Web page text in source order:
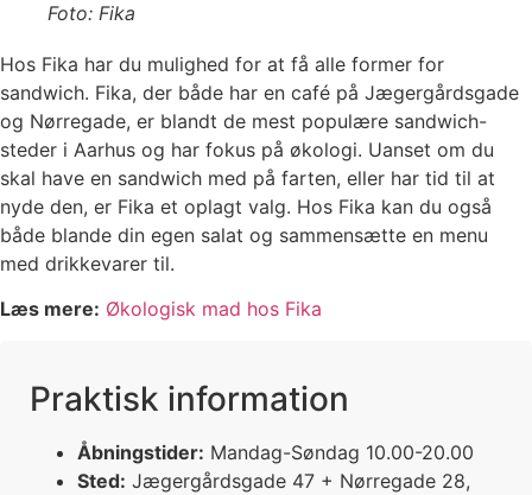
Foto: Fika
Hos Fika har du mulighed for at få alle former for
sandwich. Fika, der både har en café på Jægergårdsgade
og Nørregade, er blandt de mest populære sandwich-
steder i Aarhus og har fokus på økologi. Uanset om du
skal have en sandwich med på farten, eller har tid til at
nyde den, er Fika et oplagt valg. Hos Fika kan du også
både blande din egen salat og sammensætte en menu
med drikkevarer til.
Læs mere: Økologisk mad hos Fika
Praktisk information
Åbningstider: Mandag-Søndag 10.00-20.00
Sted: Jægergårdsgade 47 + Nørregade 28,